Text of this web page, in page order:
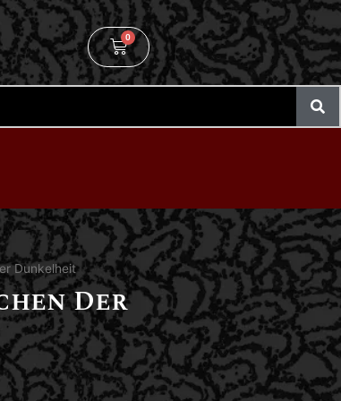
0
Dunkelheit
Der